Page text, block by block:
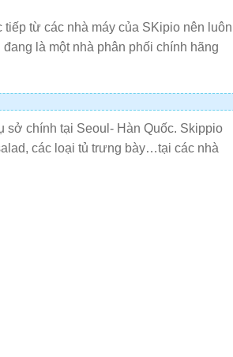
từ các nhà máy của SKipio nên luôn
là một nhà phân phối chính hãng
sở chính tại Seoul- Hàn Quốc. Skippio
các loại tủ trưng bày…tại các nhà